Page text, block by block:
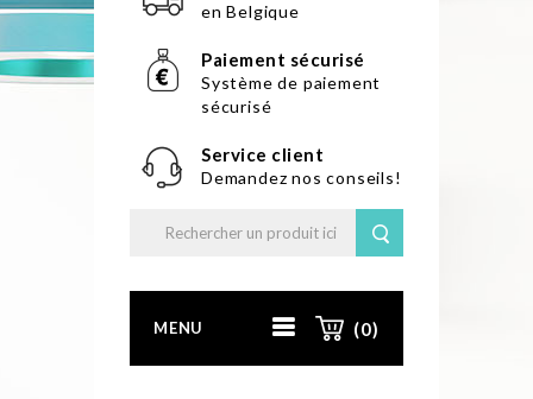
en Belgique
Paiement sécurisé
Système de paiement
sécurisé
Service client
Demandez nos conseils!
MENU (0)